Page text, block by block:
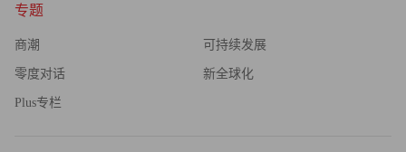
专题
商潮 可持续发展
零度对话 新全球化
Plus专栏